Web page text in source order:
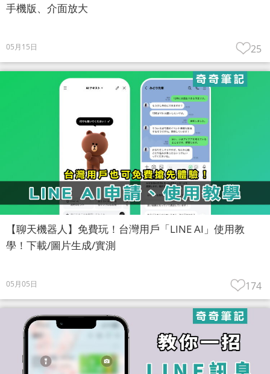
手機版、介面放大
05月15日 25
【聊天機器人】免費玩！台灣用戶「LINE AI」使用教
學！下載/圖片生成/實測
05月05日 174